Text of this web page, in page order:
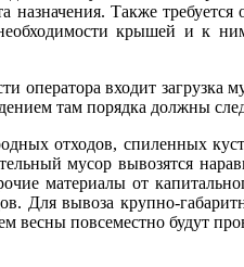
назначения. Также
крышей и к
оператора входит
там порядка должны
отходов, спиленных
мусор вывозятся
материалы от
Для вывоза крупно-
весны повсеместно будут